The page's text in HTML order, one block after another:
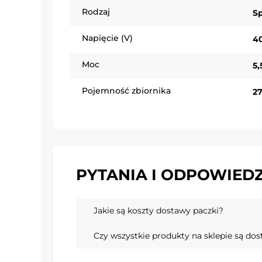
Rodzaj
Napięcie (V)
Moc
Pojemność zbiornika
PYTANIA I
Jakie są koszty dostawy paczki?
Czy wszystkie produkty na sklepie są